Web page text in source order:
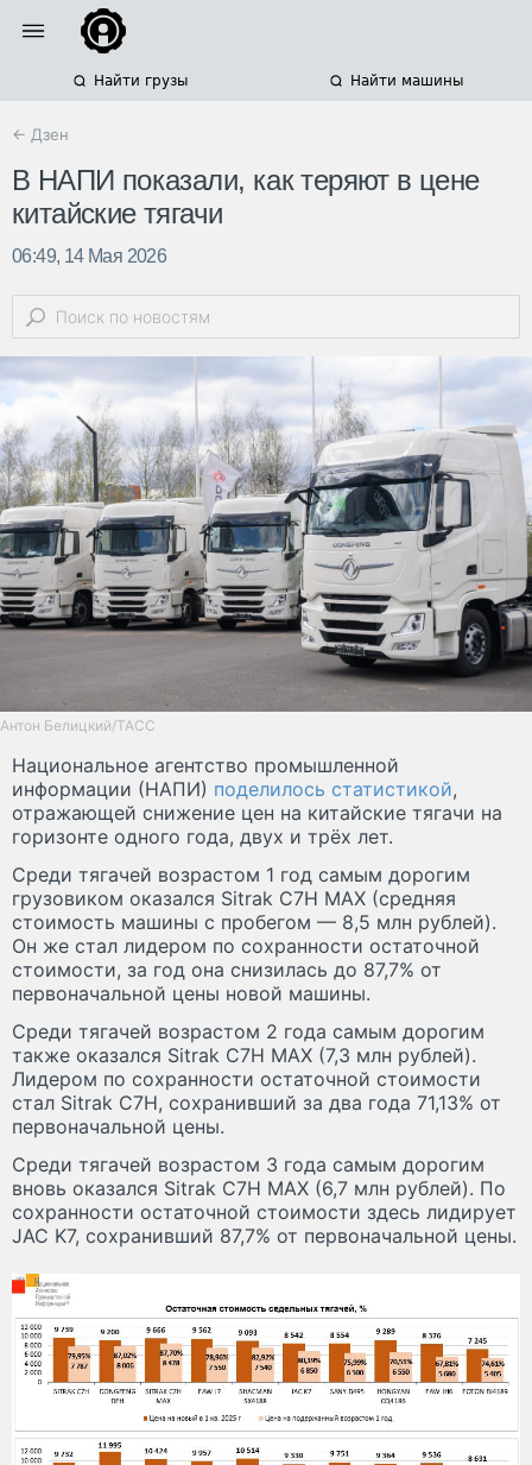
Найти грузы Найти машины
← Дзен
В НАПИ показали, как теряют в цене
китайские тягачи
06:49, 14 Мая 2026
Антон Белицкий/ТАСС
Национальное агентство промышленной
информации (НАПИ) поделилось статистикой,
отражающей снижение цен на китайские тягачи на
горизонте одного года, двух и трёх лет.
Среди тягачей возрастом 1 год самым дорогим
грузовиком оказался Sitrak C7H MAX (средняя
стоимость машины с пробегом — 8,5 млн рублей).
Он же стал лидером по сохранности остаточной
стоимости, за год она снизилась до 87,7% от
первоначальной цены новой машины.
Среди тягачей возрастом 2 года самым дорогим
также оказался Sitrak C7H MAX (7,3 млн рублей).
Лидером по сохранности остаточной стоимости
стал Sitrak C7H, сохранивший за два года 71,13% от
первоначальной цены.
Среди тягачей возрастом 3 года самым дорогим
вновь оказался Sitrak C7H MAX (6,7 млн рублей). По
сохранности остаточной стоимости здесь лидирует
JAC K7, сохранивший 87,7% от первоначальной цены.